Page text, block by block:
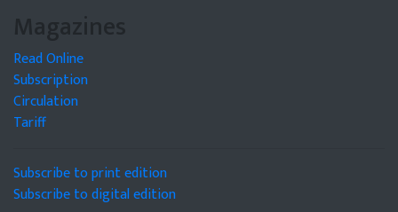
Magazines
Read Online
Subscription
Circulation
Tariff
Subscribe to print edition
Subscribe to digital edition